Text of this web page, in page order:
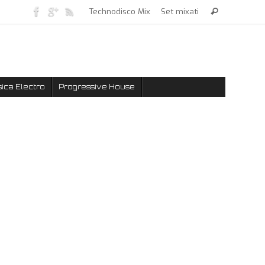
Technodisco Mix Set mixati
Electro Progressive House